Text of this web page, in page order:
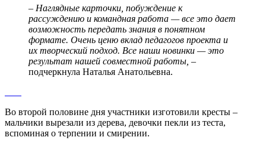
– Наглядные карточки, побуждение к
рассуждению и командная работа — все это дает
возможность передать знания в понятном
формате. Очень ценю вклад педагогов проекта и
их творческий подход. Все наши новинки — это
результат нашей совместной работы, –
подчеркнула Наталья Анатольевна.
Во второй половине дня участники изготовили кресты –
мальчики вырезали из дерева, девочки пекли из теста,
вспоминая о терпении и смирении.